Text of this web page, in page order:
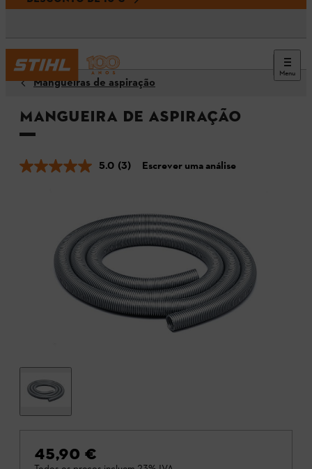
Menu
Mangueiras de aspiração
Mangueira de aspiração
5.0 (3) Escrever uma análise
45,90 €